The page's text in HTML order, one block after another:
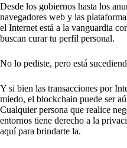
Desde los gobiernos hasta los
navegadores web y las
el Internet está a la vanguardia
buscan curar tu perfil personal.
No lo pediste, pero está
Y si bien las transacciones por
miedo, el blockchain puede ser
Cualquier persona que realice
entornos tiene derecho a la
aquí para brindarte la.